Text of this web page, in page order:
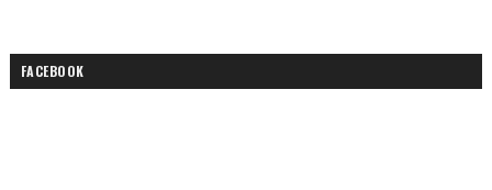
FACEBOOK